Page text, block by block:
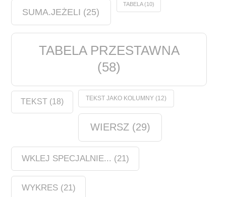
SUMA.JEŻELI (25)
TABELA(10)
TABELA PRZESTAWNA
(58)
TEKST (18) TEKST JAKO KOLUMNY(12)
WIERSZ(29)
WKLEJ SPECJALNIE... (21)
WYKRES(21)